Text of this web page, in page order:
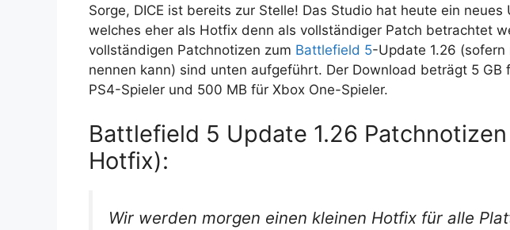
Sorge, DICE ist bereits zur Stelle! Das Studio hat heute ein
welches eher als Hotfix denn als vollständiger Patch betrachtet
vollständigen Patchnotizen zum Battlefield 5-Update 1.26
nennen kann) sind unten aufgeführt. Der Download beträgt 5 GB
PS4-Spieler und 500 MB für Xbox One-Spieler.
Battlefield 5 Update 1.26
Hotfix):
Wir werden morgen einen kleinen Hotfix für alle